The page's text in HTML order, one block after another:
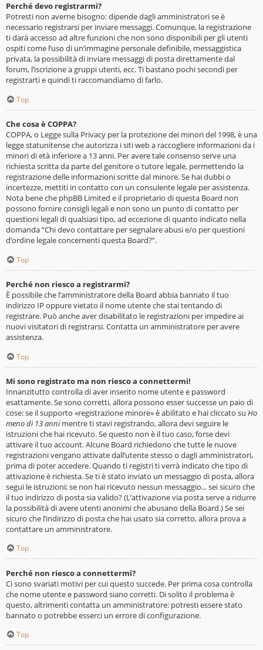
Perché devo registrarmi?
Potresti non averne bisogno: dipende dagli amministratori se è
necessario registrarsi per inviare messaggi. Comunque, la registrazione
ti darà accesso ad altre funzioni che non sono disponibili per gli utenti
ospiti come l’uso di un’immagine personale definibile, messaggistica
privata, la possibilità di inviare messaggi di posta direttamente dal
forum, l’iscrizione a gruppi utenti, ecc. Ti bastano pochi secondi per
registrarti e quindi ti raccomandiamo di farlo.
Top
Che cosa è COPPA?
COPPA, o Legge sulla Privacy per la protezione dei minori del 1998, è una
legge statunitense che autorizza i siti web a raccogliere informazioni da i
minori di età inferiore a 13 anni. Per avere tale consenso serve una
richiesta scritta da parte del genitore o tutore legale, permettendo la
registrazione delle informazioni scritte dal minore. Se hai dubbi o
incertezze, mettiti in contatto con un consulente legale per assistenza.
Nota bene che phpBB Limited e il proprietario di questa Board non
possono fornire consigli legali e non sono un punto di contatto per
questioni legali di qualsiasi tipo, ad eccezione di quanto indicato nella
domanda “Chi devo contattare per segnalare abusi e/o per questioni
d’ordine legale concernenti questa Board?”.
Top
Perché non riesco a registrarmi?
È possibile che l’amministratore della Board abbia bannato il tuo
indirizzo IP oppure vietato il nome utente che stai tentando di
registrare. Può anche aver disabilitato le registrazioni per impedire ai
nuovi visitatori di registrarsi. Contatta un amministratore per avere
assistenza.
Top
Mi sono registrato ma non riesco a connettermi!
Innanzitutto controlla di aver inserito nome utente e password
esattamente. Se sono corretti, allora possono esser successe un paio di
cose: se il supporto «registrazione minore» è abilitato e hai cliccato su Ho
meno di 13 annimentre ti stavi registrando, allora devi seguire le
istruzioni che hai ricevuto. Se questo non è il tuo caso, forse devi
attivare il tuo account. Alcune Board richiedono che tutte le nuove
registrazioni vengano attivate dall’utente stesso o dagli amministratori,
prima di poter accedere. Quando ti registri ti verrà indicato che tipo di
attivazione è richiesta. Se ti è stato inviato un messaggio di posta, allora
segui le istruzioni; se non hai ricevuto nessun messaggio... sei sicuro che
il tuo indirizzo di posta sia valido? (L’attivazione via posta serve a ridurre
la possibilità di avere utenti anonimi che abusano della Board.) Se sei
sicuro che l’indirizzo di posta che hai usato sia corretto, allora prova a
contattare un amministratore.
Top
Perché non riesco a connettermi?
Ci sono svariati motivi per cui questo succede. Per prima cosa controlla
che nome utente e password siano corretti. Di solito il problema è
questo, altrimenti contatta un amministratore: potresti essere stato
bannato o potrebbe esserci un errore di configurazione.
Top